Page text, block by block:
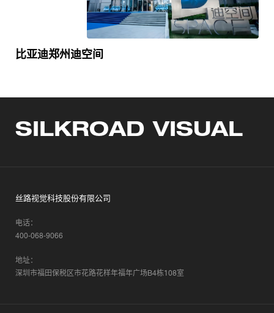
比亚迪郑州迪空间
SILKROAD VISUAL
丝路视觉科技股份有限公司
电话：
400-068-9066
地址：
深圳市福田保税区市花路花样年福年广场B4栋108室